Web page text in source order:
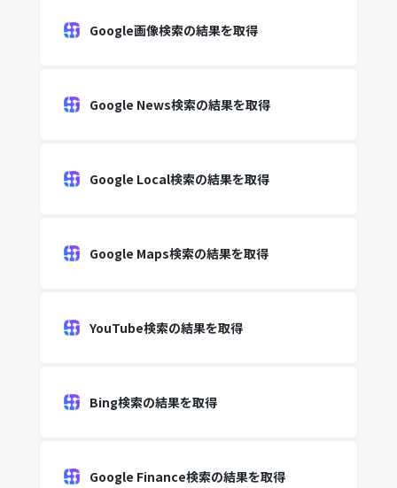
Google画像検索の結果を取得
Google News検索の結果を取得
Google Local検索の結果を取得
Google Maps検索の結果を取得
YouTube検索の結果を取得
Bing検索の結果を取得
Google Finance検索の結果を取得